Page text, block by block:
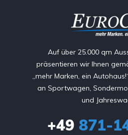
Auf über 25.000 qm
präsentieren wir Ihnen
„mehr Marken, ein
an Sportwagen,
und
+49 871-